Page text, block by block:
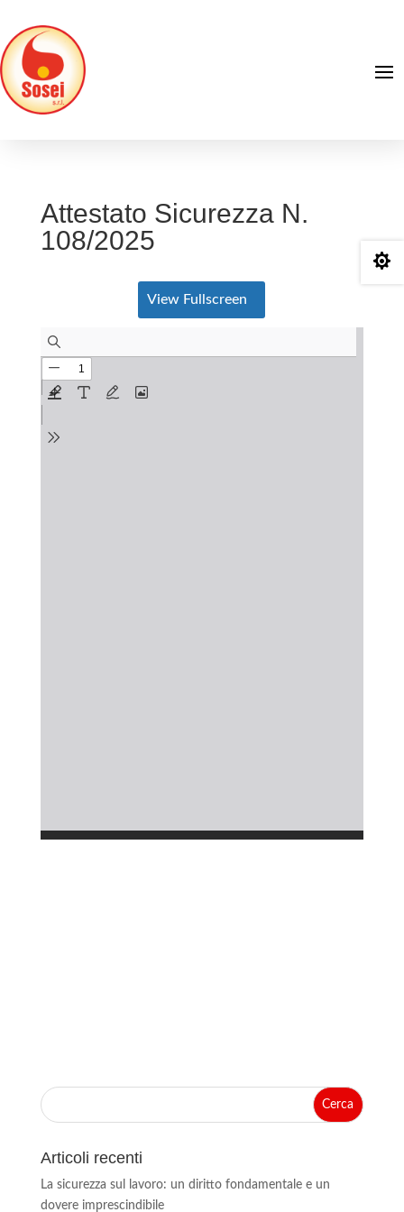
Attestato Sicurezza N.
108/2025
View Fullscreen
Articoli recenti
La sicurezza sul lavoro: un diritto fondamentale e un
dovere imprescindibile
